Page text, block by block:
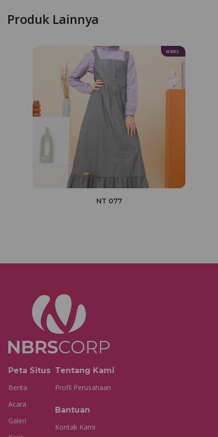
Produk Lainnya
N’BRS
NT 077
Peta Situs
Berita
Acara
Galeri
Tentang Kami
Profil Perusahaan
Bantuan
Kontak Kami